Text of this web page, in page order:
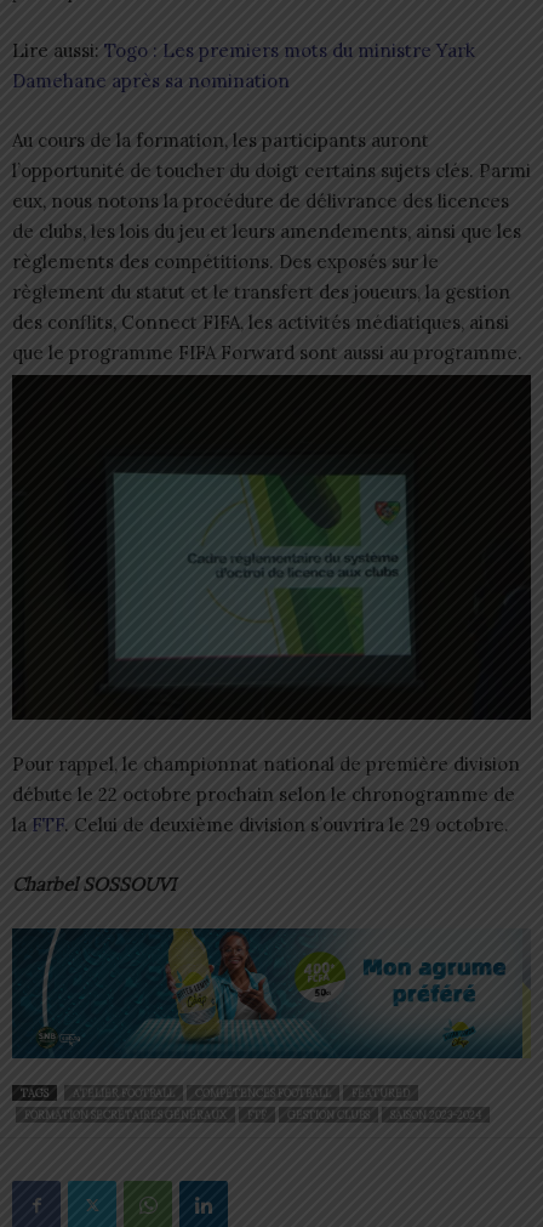
Lire aussi: Togo : Les premiers mots du ministre Yark
Damehane après sa nomination
Au cours de la formation, les participants auront
l’opportunité de toucher du doigt certains sujets clés. Parmi
eux, nous notons la procédure de délivrance des licences
de clubs, les lois du jeu et leurs amendements, ainsi que les
règlements des compétitions. Des exposés sur le
règlement du statut et le transfert des joueurs, la gestion
des conflits, Connect FIFA, les activités médiatiques, ainsi
que le programme FIFA Forward sont aussi au programme.
Pour rappel, le championnat national de première division
débute le 22 octobre prochain selon le chronogramme de
la FTF. Celui de deuxième division s’ouvrira le 29 octobre.
Charbel SOSSOUVI
TAGS ATELIER FOOTBALL COMPÉTENCES FOOTBALL
FEATURED
FORMATION SECRÉTAIRES GÉNÉRAUX
FTF GESTION CLUBS SAISON 2023-2024